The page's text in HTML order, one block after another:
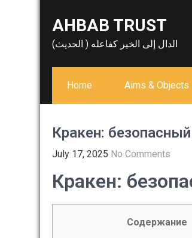
AHBAB TRUST
الدال إلى الخير كفاعله ( الحديث)
Home Aims & Objects
Кракен:
July 17, 2025 No Comments
Кракен:
Содержание